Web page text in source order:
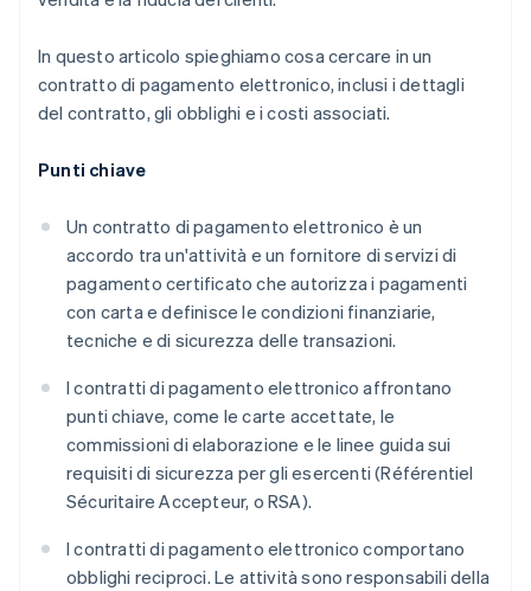
In questo articolo spieghiamo cosa cercare in un
contratto di pagamento elettronico, inclusi i dettagli
del contratto, gli obblighi e i costi associati.
Punti chiave
Un contratto di pagamento elettronico è un
accordo tra un'attività e un fornitore di servizi di
pagamento certificato che autorizza i pagamenti
con carta e definisce le condizioni finanziarie,
tecniche e di sicurezza delle transazioni.
I contratti di pagamento elettronico affrontano
punti chiave, come le carte accettate, le
commissioni di elaborazione e le linee guida sui
requisiti di sicurezza per gli esercenti (Référentiel
Sécuritaire Accepteur, o RSA).
I contratti di pagamento elettronico comportano
obblighi reciproci. Le attività sono responsabili della